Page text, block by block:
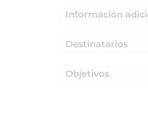
Información
Destinatarios
Objetivos